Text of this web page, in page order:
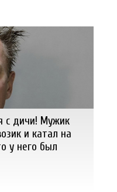
с дичи! Мужик
и катал на
у него был